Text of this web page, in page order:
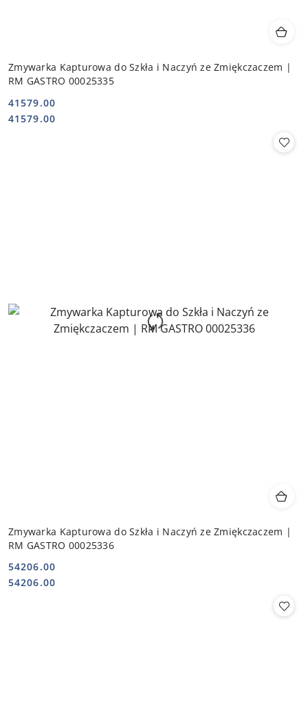
Zmywarka Kapturowa do Szkła i Naczyń ze Zmiękczaczem |
RM GASTRO 00025335
Cena:
41579.00
Cena:
41579.00
Zmywarka Kapturowa do Szkła i Naczyń ze Zmiękczaczem |
RM GASTRO 00025336
Cena:
54206.00
Cena:
54206.00